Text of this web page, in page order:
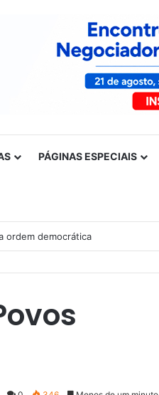
PÁGINAS ESPECIAIS
ordem democrática